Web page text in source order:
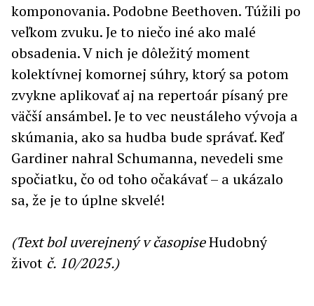
komponovania. Podobne Beethoven. Túžili po
veľkom zvuku. Je to niečo iné ako malé
obsadenia. V nich je dôležitý moment
kolektívnej komornej súhry, ktorý sa potom
zvykne aplikovať aj na repertoár písaný pre
väčší ansámbel. Je to vec neustáleho vývoja a
skúmania, ako sa hudba bude správať. Keď
Gardiner nahral Schumanna, nevedeli sme
spočiatku, čo od toho očakávať – a ukázalo
sa, že je to úplne skvelé!
(Text bol uverejnený v časopiseHudobný
život č. 10/2025.)